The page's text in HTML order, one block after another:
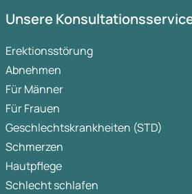
Unsere
Erektionsstörung
Abnehmen
Für Männer
Für Frauen
Geschlechtskrankheiten (STD)
Schmerzen
Hautpflege
Schlecht schlafen